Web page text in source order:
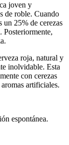
joven y
de roble. Cuando
un 25% de cerezas
Posteriormente,
roja, natural y
inolvidable. Esta
con cerezas
artificiales.
espontánea.